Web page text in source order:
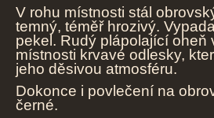
V rohu místnosti stál
temný, téměř hrozivý.
pekel. Rudý plápolající oheň
místnosti krvavé odlesky,
jeho děsivou atmosféru.
Dokonce i povlečení na
černé.